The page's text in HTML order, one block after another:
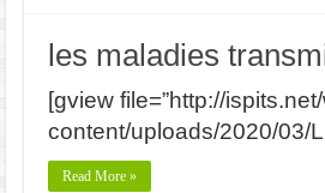
les maladies
[gview file=”http://
content/uploads/2020/03/
Read More »